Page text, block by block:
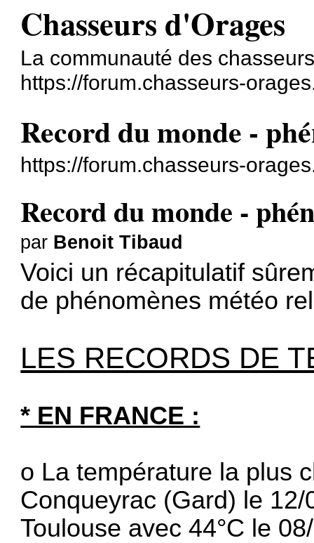
Chasseurs d'Orages
La communauté des
https://forum.chasseurs-
Record du monde -
https://forum.chasseurs-
Record du monde -
par Benoit Tibaud
Voici un récapitulatif
de phénomènes météo
LES RECORDS DE
* EN FRANCE :
o La température la plus
Conqueyrac (Gard) le
Toulouse avec 44°C le